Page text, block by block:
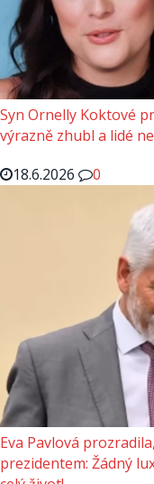
Syn Ornelly Koktové
výrazně zhubl a lidé
18.6.2026
0
Eva Pavlová
prezidentem: Žádný